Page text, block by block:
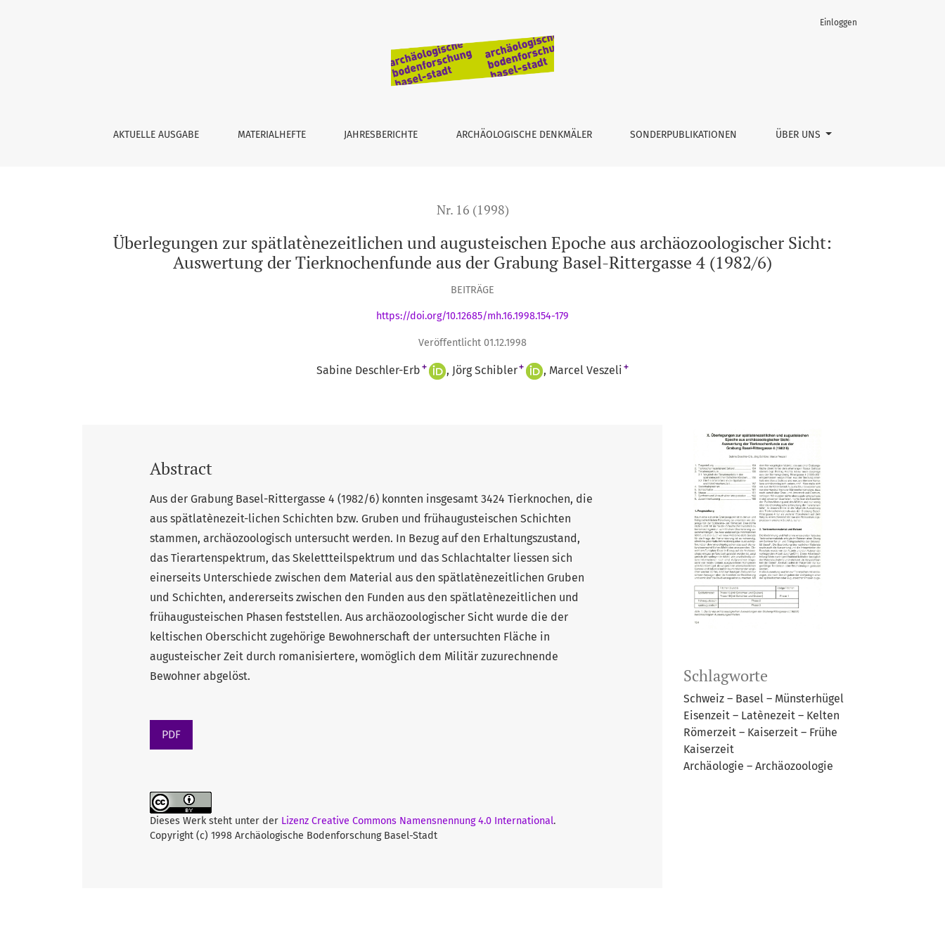
AKTUELLE AUSGABE MATERIALHEFTE JAHRESBERICHTE ARCHÄOLOGISCHE DENKMÄLER SONDERPUBLIKATIONEN ÜBER UNS
Einloggen
Nr. 16 (1998)
Überlegungen zur spätlatènezeitlichen und augusteischen Epoche aus archäozoologischer Sicht:
Auswertung der Tierknochenfunde aus der Grabung Basel-Rittergasse 4 (1982/6)
BEITRÄGE
https://doi.org/10.12685/mh.16.1998.154-179
Veröffentlicht 01.12.1998
Sabine Deschler-Erb + Jörg Schibler+ Marcel Veszeli +
Schlagworte
Schweiz – Basel – Münsterhügel
Eisenzeit – Latènezeit – Kelten
Römerzeit – Kaiserzeit – Frühe
Kaiserzeit
Archäologie – Archäozoologie
Abstract
Aus der Grabung Basel-Rittergasse 4 (1982/6) konnten insgesamt 3424 Tierknochen, die
aus spätlatènezeit-lichen Schichten bzw. Gruben und frühaugusteischen Schichten
stammen, archäozoologisch untersucht werden. In Bezug auf den Erhaltungszustand,
das Tierartenspektrum, das Skelettteilspektrum und das Schlachtalter liessen sich
einerseits Unterschiede zwischen dem Material aus den spätlatènezeitlichen Gruben
und Schichten, andererseits zwischen den Funden aus den spätlatènezeitlichen und
frühaugusteischen Phasen feststellen. Aus archäozoologischer Sicht wurde die der
keltischen Oberschicht zugehörige Bewohnerschaft der untersuchten Fläche in
augusteischer Zeit durch romanisiertere, womöglich dem Militär zuzurechnende
Bewohner abgelöst.
PDF
Dieses Werk steht unter der Lizenz Creative Commons Namensnennung 4.0 International.
Copyright (c) 1998 Archäologische Bodenforschung Basel-Stadt